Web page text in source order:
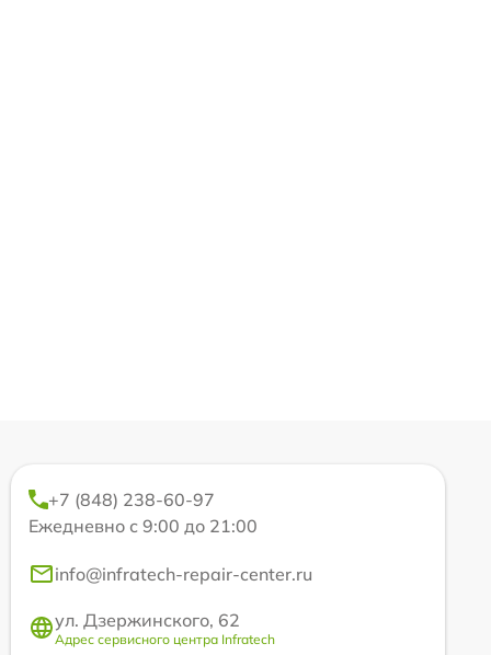
+7 (848) 238-60-97
Ежедневно с 9:00 до 21:00
info@infratech-repair-center.ru
ул. Дзержинского, 62
Адрес сервисного центра Infratech